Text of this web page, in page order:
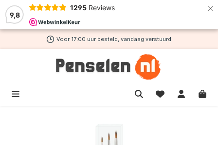
9,8
1295 Reviews ×
hoofdinhoud
Voor 17:00 uur besteld, vandaag verstuurd